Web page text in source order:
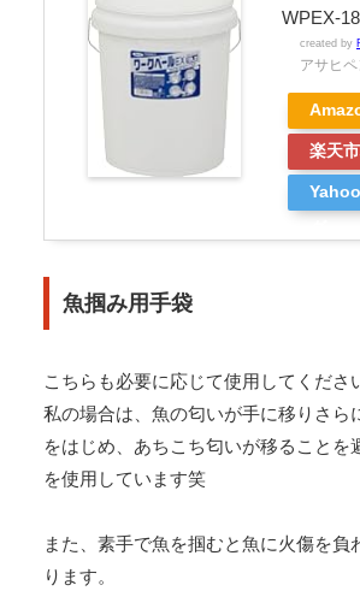
WPEX-
created by
アサヒ
楽天
魚掴み用手袋
こちらも必要に応じて使用してくださ
私の場合は、魚の匂いが手に移りさら
をはじめ、あちこち匂いが移ることを
を使用しています笑
また、素手で魚を掴むと魚に火傷を負
ります。